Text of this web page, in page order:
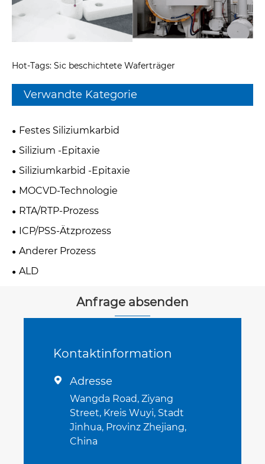
Hot-Tags: Sic beschichtete Waferträger
Verwandte Kategorie
Festes Siliziumkarbid
Silizium -Epitaxie
Siliziumkarbid -Epitaxie
MOCVD-Technologie
RTA/RTP-Prozess
ICP/PSS-Ätzprozess
Anderer Prozess
ALD
Anfrage absenden
Kontaktinformation
 Adresse
Wangda Road, Ziyang
Street, Kreis Wuyi, Stadt
Jinhua, Provinz Zhejiang,
China